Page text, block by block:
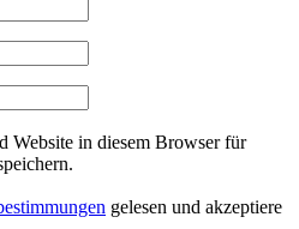
Website in diesem Browser für
gelesen und akzeptiere